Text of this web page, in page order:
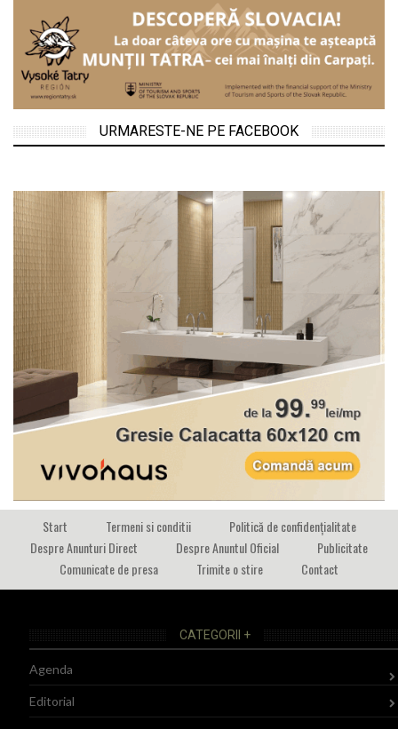
URMARESTE-NE PE FACEBOOK
Start Termeni si conditii
Politică de confidențialitate
Despre Anunturi Direct
Despre Anuntul Oficial
Publicitate
Comunicate de presa
Trimite o stire Contact
CATEGORII +
Agenda
Editorial